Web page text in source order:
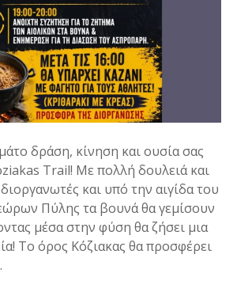
δράση, κίνηση και ουσία σας
Trail! Με πολλή δουλειά και
και υπό την αιγίδα του
Πύλης τα βουνά θα γεμίσουν
μέσα στην φύση θα ζήσει μια
Το όρος Κόζιακας θα προσφέρει